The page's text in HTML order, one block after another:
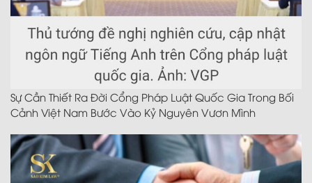
Sự Cần Thiết Ra Đời Cổng Pháp Luật Quốc Gia Trong Bối
Cảnh Việt Nam Bước Vào Kỷ Nguyên Vươn Mình